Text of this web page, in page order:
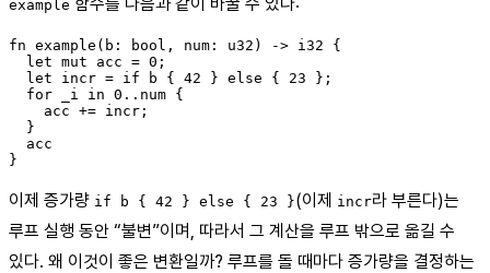
example
fn example(b: bool, num: u32) -> i32 {
  let mut acc = 0;
  let incr = if b { 42 } else { 23 };
  for _i in 0..num {
    acc += incr;
  }
  acc
이제 증가량 if b { 42 } else { 23 }(이제 incr라 부른다)는
루프 실행 동안 “불변”이며, 따라서 그 계산을 루프 밖으로 옮길 수
있다. 왜 이것이 좋은 변환일까? 루프를 돌 때마다 증가량을 결정하는